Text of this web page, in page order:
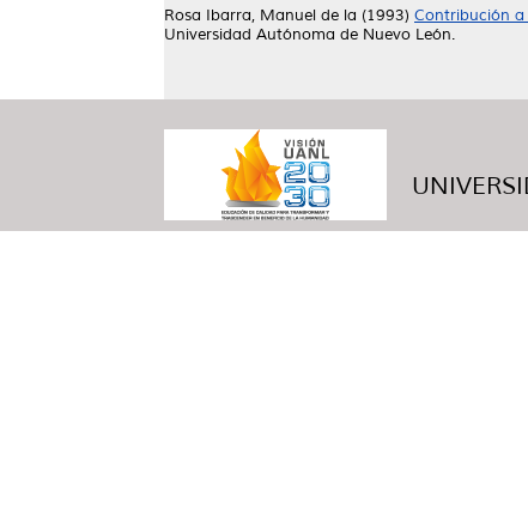
Rosa Ibarra, Manuel de la (1993) Contribución a
Universidad Autónoma de Nuevo León.